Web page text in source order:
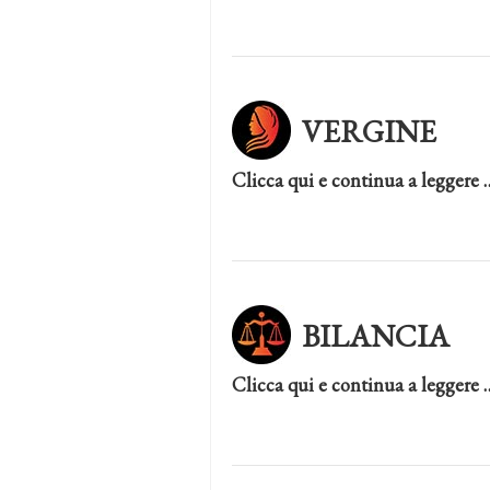
VERGINE
Clicca qui e continua a leggere
BILANCIA
Clicca qui e continua a leggere